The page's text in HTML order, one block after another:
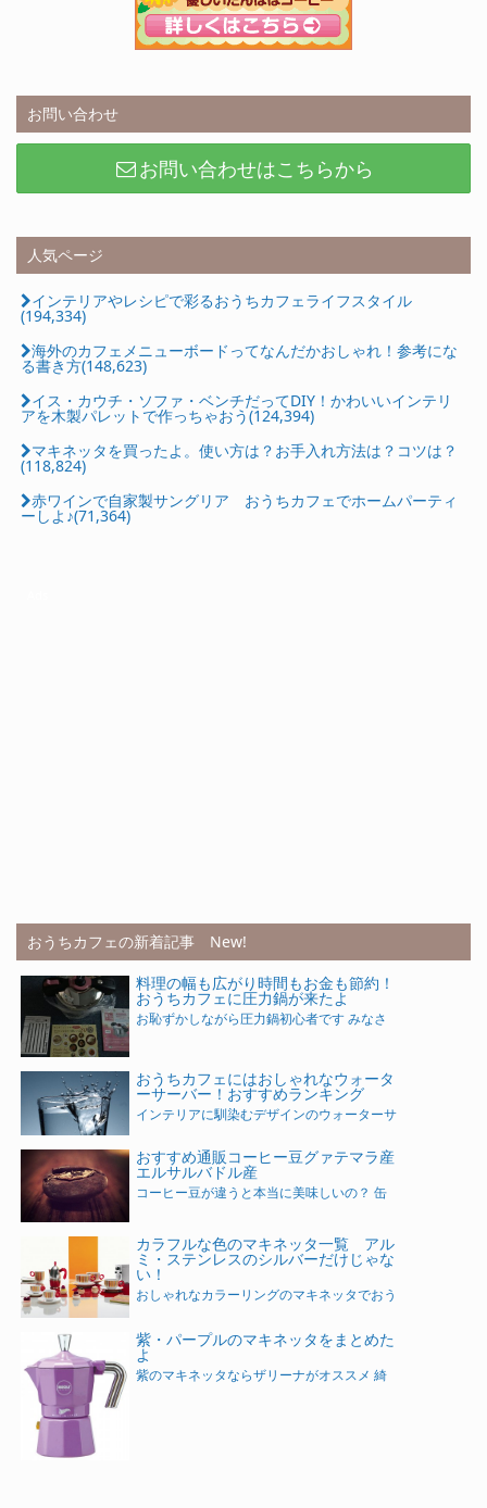
お問い合わせ
お問い合わせはこちらから
人気ページ
インテリアやレシピで彩るおうちカフェライフスタイル
(194,334)
海外のカフェメニューボードってなんだかおしゃれ！参考にな
る書き方(148,623)
イス・カウチ・ソファ・ベンチだってDIY！かわいいインテリ
アを木製パレットで作っちゃおう(124,394)
マキネッタを買ったよ。使い方は？お手入れ方法は？コツは？
(118,824)
赤ワインで自家製サングリア おうちカフェでホームパーティ
ーしよ♪(71,364)
おうちカフェの新着記事 New!
料理の幅も広がり時間もお金も節約！
おうちカフェに圧力鍋が来たよ
お恥ずかしながら圧力鍋初心者です みなさ
おうちカフェにはおしゃれなウォータ
ーサーバー！おすすめランキング
インテリアに馴染むデザインのウォーターサ
おすすめ通販コーヒー豆グァテマラ産
エルサルバドル産
コーヒー豆が違うと本当に美味しいの？ 缶
カラフルな色のマキネッタ一覧 アル
ミ・ステンレスのシルバーだけじゃな
い！
おしゃれなカラーリングのマキネッタでおう
紫・パープルのマキネッタをまとめた
よ
紫のマキネッタならザリーナがオススメ 綺